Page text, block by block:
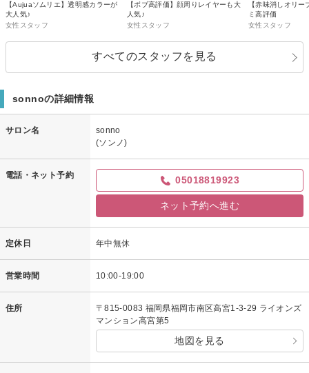
【Aujuaソムリエ】透明感カラーが
大人気♪
女性スタッフ
【ボブ高評価】顔周りレイヤーも大
人気♪
女性スタッフ
【赤味消しオリ
ミ高評価
女性スタッフ
すべてのスタッフを見る
sonnoの詳細情報
サロン名
sonno
(ソンノ)
電話・ネット予約 05018819923
ネット予約へ進む
定休日 年中無休
営業時間 10:00-19:00
住所
〒815-0083 福岡県福岡市南区高宮1-3-29 ライオンズ
マンション高宮第5
地図を見る